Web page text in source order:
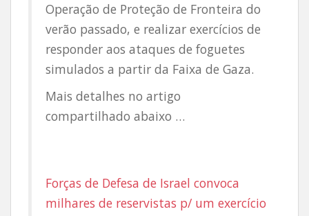
Operação de Proteção de Fronteira do
verão passado, e realizar exercícios de
responder aos ataques de foguetes
simulados a partir da Faixa de Gaza.
Mais detalhes no artigo
compartilhado abaixo …
Forças de Defesa de Israel convoca
milhares de reservistas p/ um exercício